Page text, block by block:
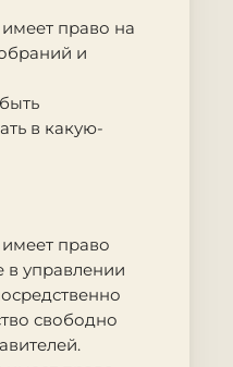
право на
и
в какую-
право
в управлении
свободно